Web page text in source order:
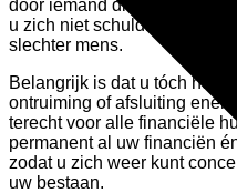
door iemand die u kent.
u zich niet schuldig te
slechter mens.
Belangrijk is dat u tóch hulp
ontruiming of afsluiting
terecht voor alle financiële
permanent al uw financiën
zodat u zich weer kunt
uw bestaan.